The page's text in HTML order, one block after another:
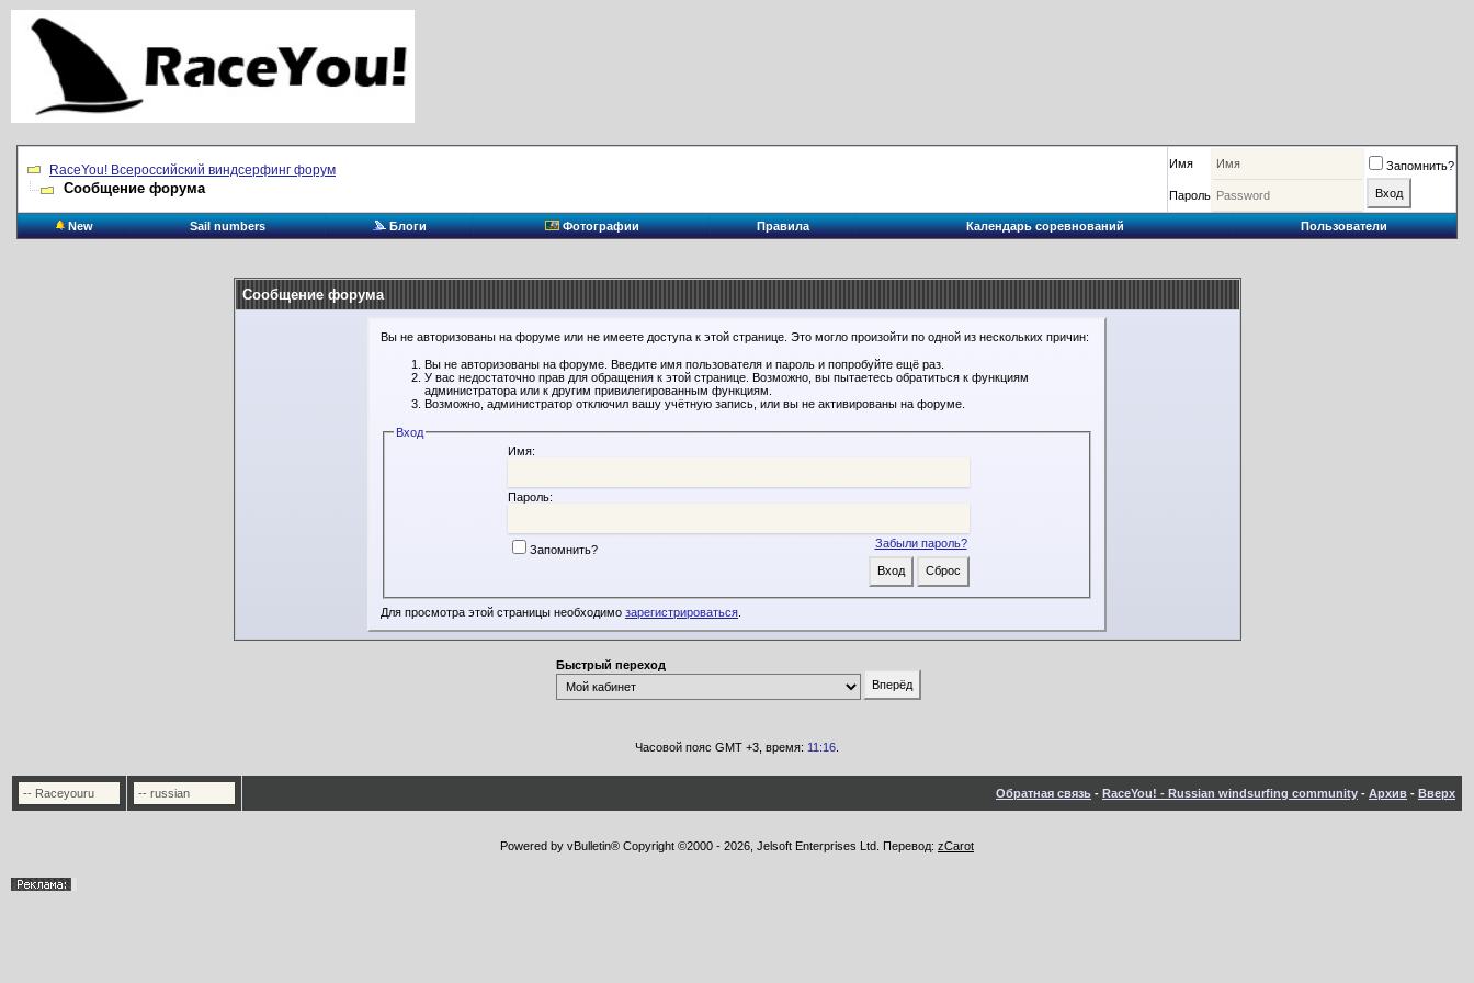
RaceYou! Всероссийский виндсерфинг форум
Сообщение форума
Имя Запомнить?
Пароль
New Sail numbers Блоги Фотографии Правила Календарь соревнований Пользователи
Сообщение форума
Вы не авторизованы на форуме или не имеете доступа к этой странице. Это могло произойти по одной из нескольких причин:
Вы не авторизованы на форуме. Введите имя пользователя и пароль и попробуйте ещё раз.
У вас недостаточно прав для обращения к этой странице. Возможно, вы пытаетесь обратиться к функциям
администратора или к другим привилегированным функциям.
Возможно, администратор отключил вашу учётную запись, или вы не активированы на форуме.
Вход
Имя:
Пароль:
Забыли пароль?
Запомнить?
Для просмотра этой страницы необходимо зарегистрироваться
Быстрый переход
Часовой пояс GMT +3, время: 11:16
Обратная связь - RaceYou! - Russian windsurfing community - Архив - Вверх
Powered by vBulletin® Copyright ©2000 - 2026, Jelsoft Enterprises Ltd. Перевод: zCarot